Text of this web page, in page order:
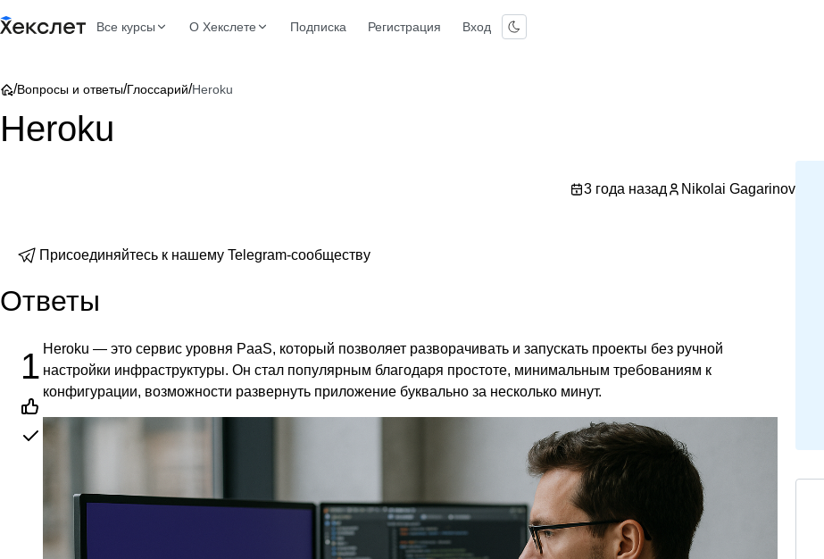
Все курсы О Хекслете Подписка Регистрация Вход
/Вопросы и ответы/Глоссарий/Heroku
Heroku
3 года назад Nikolai Gagarinov
Присоединяйтесь к нашему Telegram-сообществу
Ответы
1 Heroku — это сервис уровня PaaS, который позволяет разворачивать и запускать проекты без ручной
настройки инфраструктуры. Он стал популярным благодаря простоте, минимальным требованиям к
конфигурации, возможности развернуть приложение буквально за несколько минут.